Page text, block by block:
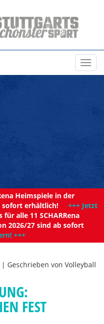
Heimspiele in der
sofort erhältlich! +++ Jetzt
alle 11 SCHARRena
2026/27 sind ab sofort
+++
| Geschrieben von Volleyball
FEST